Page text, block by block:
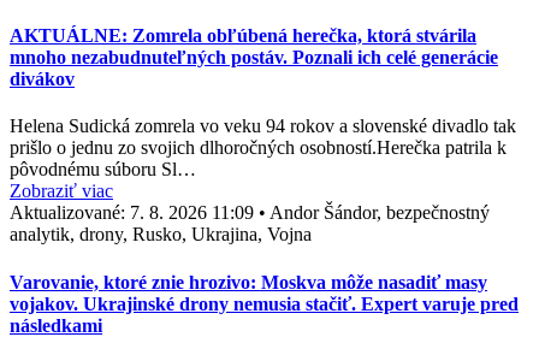
AKTUÁLNE: Zomrela obľúbená herečka, ktorá stvárila
mnoho nezabudnuteľných postáv. Poznali ich celé generácie
divákov
Helena Sudická zomrela vo veku 94 rokov a slovenské divadlo tak
prišlo o jednu zo svojich dlhoročných osobností.Herečka patrila k
pôvodnému súboru Sl…
Zobraziť viac
Aktualizované: 7. 8. 2026 11:09 • Andor Šándor, bezpečnostný
analytik, drony, Rusko, Ukrajina, Vojna
Varovanie, ktoré znie hrozivo: Moskva môže nasadiť masy
vojakov. Ukrajinské drony nemusia stačiť. Expert varuje pred
následkami